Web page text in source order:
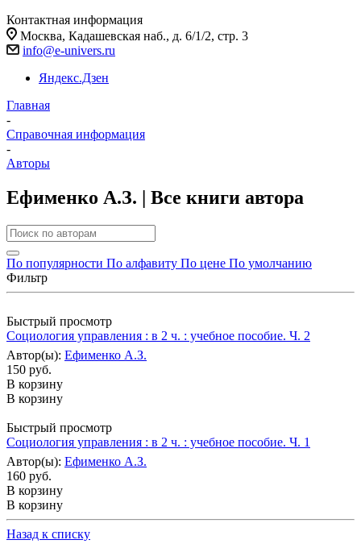
Контактная информация
Москва, Кадашевская наб., д. 6/1/2, стр. 3
info@e-univers.ru
Яндекс.Дзен
Главная
-
Справочная информация
-
Авторы
Ефименко А.З. | Все книги автора
По популярности По алфавиту По цене По умолчанию
Фильтр
Быстрый просмотр
Социология управления : в 2 ч. : учебное пособие. Ч. 2
Автор(ы): Ефименко А.З.
150 руб.
В корзину
В корзину
Быстрый просмотр
Социология управления : в 2 ч. : учебное пособие. Ч. 1
Автор(ы): Ефименко А.З.
160 руб.
В корзину
В корзину
Назад к списку